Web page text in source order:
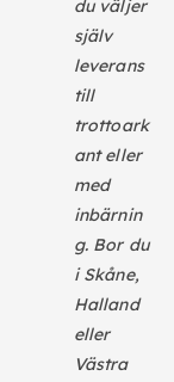
du väljer
själv
leverans
till
trottoark
ant eller
med
inbärnin
g. Bor du
i Skåne,
Halland
eller
Västra